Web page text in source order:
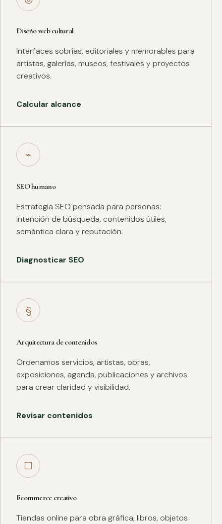
Diseño web cultural
Interfaces sobrias, editoriales y memorables para
artistas, galerías, museos, festivales y proyectos
creativos.
Calcular alcance
⌁
SEO humano
Estrategia SEO pensada para personas:
intención de búsqueda, contenidos útiles,
semántica clara y reputación.
Diagnosticar SEO
§
Arquitectura de contenidos
Ordenamos servicios, artistas, obras,
exposiciones, agenda, publicaciones y archivos
para crear claridad y visibilidad.
Revisar contenidos
□
Ecommerce creativo
Tiendas online para obra gráfica, libros, objetos